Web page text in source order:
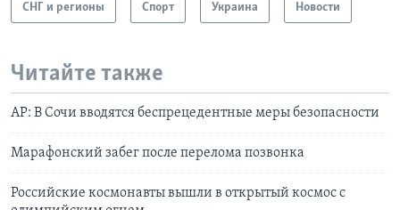
СНГ и регионы Спорт Украина Новости
Читайте также
АP: В Сочи вводятся беспрецедентные меры безопасности
Марафонский забег после перелома позвонка
Российские космонавты вышли в открытый космос с